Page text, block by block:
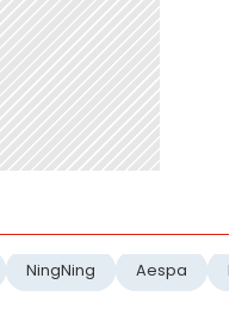
NingNing Aespa